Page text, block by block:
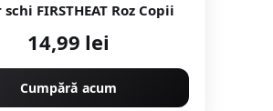
FIRSTHEAT Roz Copii
14,99 lei
Cumpără acum